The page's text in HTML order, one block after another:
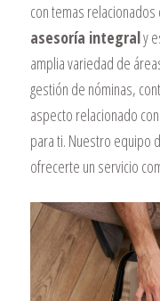
con temas
asesoría integraly
amplia variedad de
gestión de nóminas,
aspecto relacionado
para ti. Nuestro equipo
ofrecerte un servicio